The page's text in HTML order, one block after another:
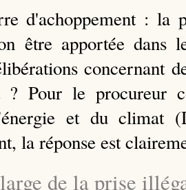
d'achoppement : la
être apportée dans
concernant
Pour le procureur
et du climat
la réponse est
de la prise